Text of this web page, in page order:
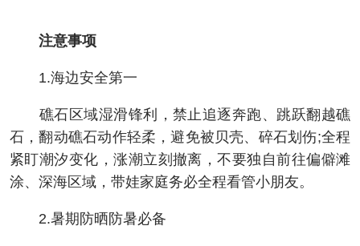
注意事项
1.海边安全第一
礁石区域湿滑锋利，禁止追逐奔跑、跳跃翻越礁
石，翻动礁石动作轻柔，避免被贝壳、碎石划伤;全程
紧盯潮汐变化，涨潮立刻撤离，不要独自前往偏僻滩
涂、深海区域，带娃家庭务必全程看管小朋友。
2.暑期防晒防暑必备